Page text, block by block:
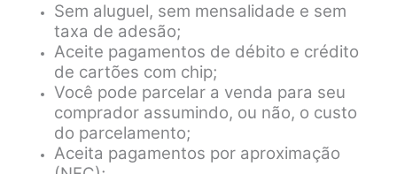
Sem aluguel, sem mensalidade e sem
taxa de adesão;
Aceite pagamentos de débito e crédito
de cartões com chip;
Você pode parcelar a venda para seu
comprador assumindo, ou não, o custo
do parcelamento;
Aceita pagamentos por aproximação